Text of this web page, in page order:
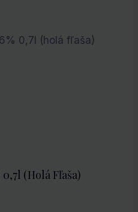
0,7l (holá Fľaša)